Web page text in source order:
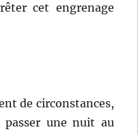
cet engrenage
de circonstances,
une nuit au